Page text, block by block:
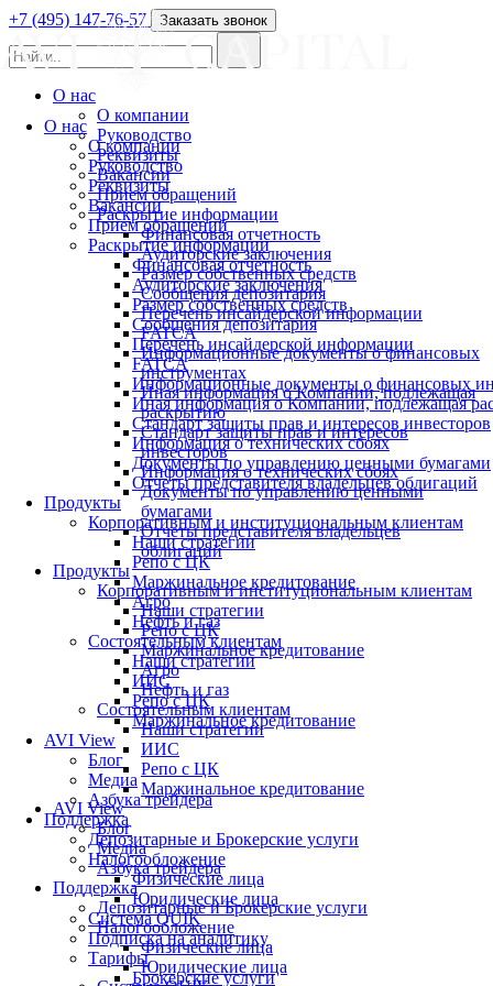
О нас
О компании
Руководство
Реквизиты
Вакансии
Прием обращений
Раскрытие информации
Финансовая отчетность
Аудиторские заключения
Размер собственных средств
Сообщения депозитария
Перечень инсайдерской информации
FATCA
Информационные документы о финансовых
Иная информация о Компании, подлежащая
Стандарт защиты прав и интересов инвесторов
Информация о технических сбоях
Документы по управлению ценными бумагами
Отчеты представителя владельцев облигаций
Продукты
Корпоративным и институциональным клиентам
Наши стратегии
Репо с ЦК
Маржинальное кредитование
Агро
Нефть и газ
Состоятельным клиентам
Наши стратегии
ИИС
Репо с ЦК
Маржинальное кредитование
AVI View
Блог
Медиа
Азбука трейдера
Поддержка
Депозитарные и Брокерские услуги
Налогообложение
Физические лица
Юридические лица
Система QUIK
Подписка на аналитику
Тарифы
Брокерские услуги
+7 (495) 147-76-57 Заказать звонок
О нас
О компании
Руководство
Реквизиты
Вакансии
Прием обращений
Раскрытие информации
Финансовая отчетность
Аудиторские заключения
Размер собственных средств
Сообщения депозитария
Перечень инсайдерской информации
FATCA
Информационные документы о финансовых
инструментах
Иная информация о Компании, подлежащая
раскрытию
Стандарт защиты прав и интересов
инвесторов
Информация о технических сбоях
Документы по управлению ценными
бумагами
Отчеты представителя владельцев
облигаций
Продукты
Корпоративным и институциональным клиентам
Наши стратегии
Репо с ЦК
Маржинальное кредитование
Агро
Нефть и газ
Состоятельным клиентам
Наши стратегии
ИИС
Репо с ЦК
Маржинальное кредитование
AVI View
Блог
Медиа
Азбука трейдера
Поддержка
Депозитарные и Брокерские услуги
Налогообложение
Физические лица
Юридические лица